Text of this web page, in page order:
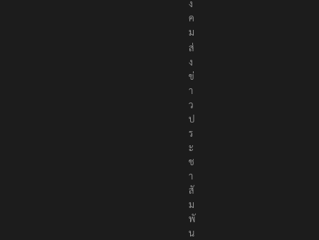
ง
ค
ม
ส่
ง
ข่
า
ว
ป
ร
ะ
ช
า
สั
ม
พั
น